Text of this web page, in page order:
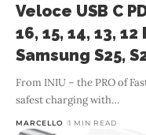
Veloce USB C
16, 15, 14, 13,
Samsung S25,
From INIU – the PRO of
safest charging with…
MARCELLO 1 MIN READ